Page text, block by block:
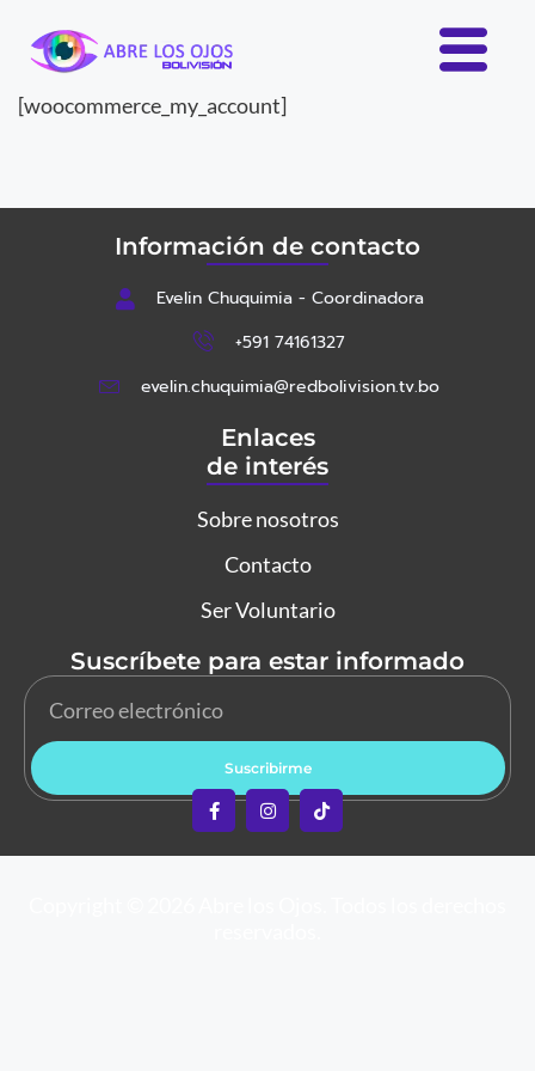
[woocommerce_my_account]
Información de contacto
Evelin Chuquimia - Coordinadora
+591 74161327
evelin.chuquimia@redbolivision.tv.bo
Enlaces
de interés
Sobre nosotros
Contacto
Ser Voluntario
Suscríbete para estar informado
Suscribirme